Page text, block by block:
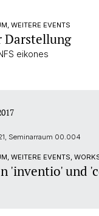
WEITERE EVENTS
Darstellung
eikones
Seminarraum 00.004
WEITERE EVENTS,
'inventio' und